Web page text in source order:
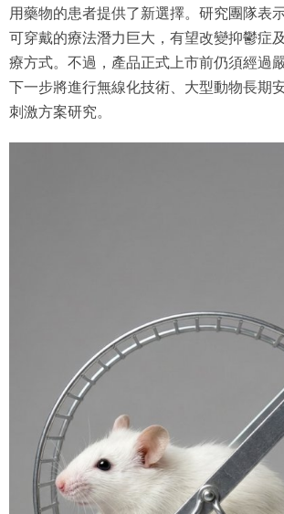
用藥物的患者提供了新選擇。研究團隊表
可穿戴的療法潛力巨大，有望改變抑鬱症
療方式。不過，產品正式上市前仍須經過
下一步將進行無線化技術、大型動物長期
刺激方案研究。